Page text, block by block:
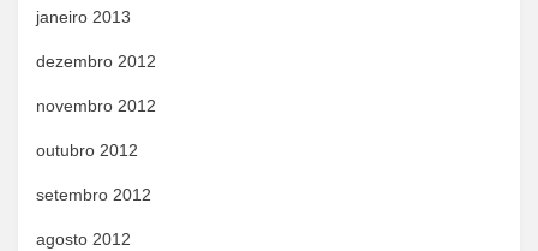
janeiro 2013
dezembro 2012
novembro 2012
outubro 2012
setembro 2012
agosto 2012